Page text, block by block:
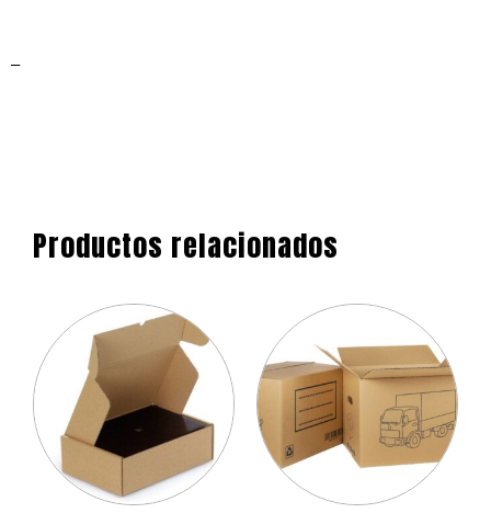
–
Productos relacionados